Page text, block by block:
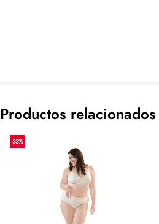
Productos relacionados
-33%